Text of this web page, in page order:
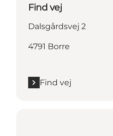
Find vej
Dalsgårdsvej 2
4791 Borre
Find vej